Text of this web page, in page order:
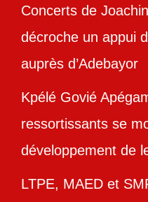
Concerts de
décroche un appui
auprès d’Adebayor
Kpélé Govié
ressortissants se
développement de
LTPE, MAED et